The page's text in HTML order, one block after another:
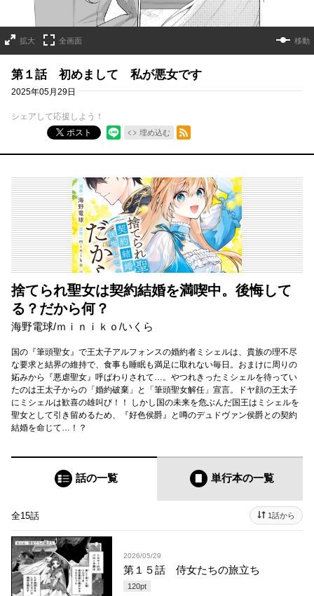
拡大 全画面 移動
第１話 初めまして 私が悪女です
2025年05月29日
シェアして応援しよう！
ポスト
埋め込む
RSSフィード
捨てられ聖女は契約結婚を満喫中。後悔して
る？だから何？
海野電球/ｍｉｎｉｋｏ /いくら
国の『筆頭聖女』で王太子アルフォンスの婚約者ミシェルは、貴族の理不尽
な要求と結界の維持で、食事も睡眠も満足に取れない毎日。おまけに周りの
妬みから『悪虐聖女』呼ばわりされて…。やつれきったミシェルを待ってい
たのは王太子からの「婚約破棄」と「筆頭聖女解任」宣言。ドヤ顔の王太子
にミシェルは歓喜の雄叫び！！ しかし国の未来を危ぶんだ国王はミシェルを
聖女として引き留めるため、『好色侯爵』と噂のデュドヴァン侯爵との契約
結婚を命じて…！？
話の一覧 単行本の一覧
全15話 1話から
2026/05/29
第１５話 侍女たちの旅立ち
120pt